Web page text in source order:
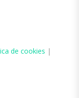
de cookies |